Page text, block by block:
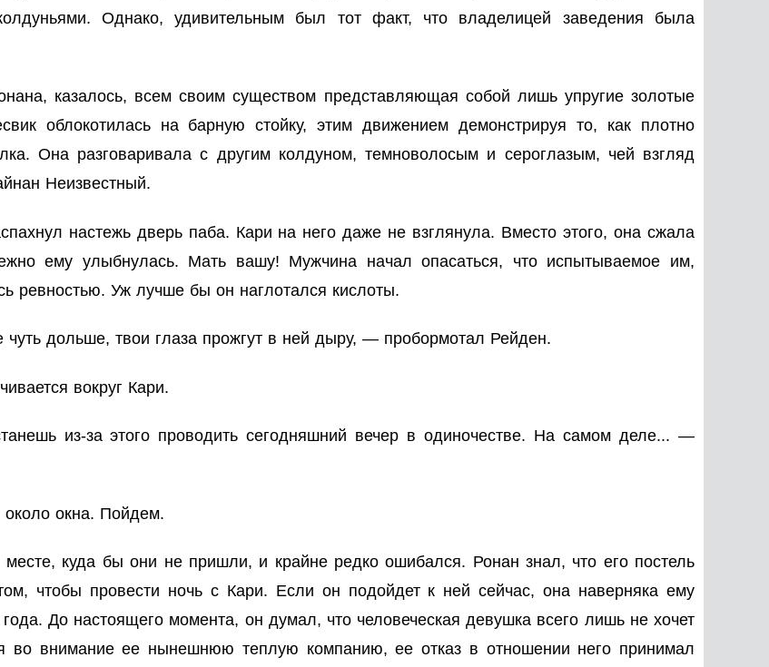
Однако, удивительным был тот факт, что владелицей заведения была
казалось, всем своим существом представляющая собой лишь упругие золотые
облокотилась на барную стойку, этим движением демонстрируя то, как плотно
Она разговаривала с другим колдуном, темноволосым и сероглазым, чей взгляд
Неизвестный.
настежь дверь паба. Кари на него даже не взглянула. Вместо этого, она сжала
ему улыбнулась. Мать вашу! Мужчина начал опасаться, что испытываемое им,
ревностью. Уж лучше бы он наглотался кислоты.
дольше, твои глаза прожгут в ней дыру, — пробормотал Рейден.
вокруг Кари.
из-за этого проводить сегодняшний вечер в одиночестве. На самом деле... —
окна. Пойдем.
куда бы они не пришли, и крайне редко ошибался. Ронан знал, что его постель
чтобы провести ночь с Кари. Если он подойдет к ней сейчас, она наверняка ему
До настоящего момента, он думал, что человеческая девушка всего лишь не хочет
во внимание ее нынешнюю теплую компанию, ее отказ в отношении него принимал